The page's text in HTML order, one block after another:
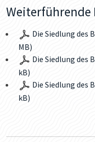
Weiterführende
Die Siedlung des
MB)
Die Siedlung des
kB)
Die Siedlung des
kB)